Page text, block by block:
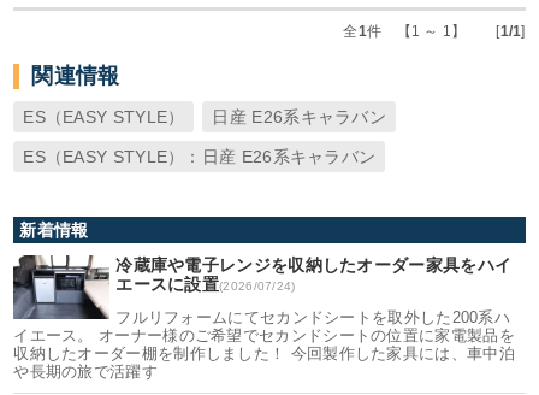
全1件 【1 ～ 1】 [1/1]
関連情報
ES（EASY STYLE） 日産 E26系キャラバン
ES（EASY STYLE）：日産 E26系キャラバン
新着情報
冷蔵庫や電子レンジを収納したオーダー家具をハイ
エースに設置(2026/07/24)
フルリフォームにてセカンドシートを取外した200系ハ
イエース。 オーナー様のご希望でセカンドシートの位置に家電製品を
収納したオーダー棚を制作しました！ 今回製作した家具には、車中泊
や長期の旅で活躍す